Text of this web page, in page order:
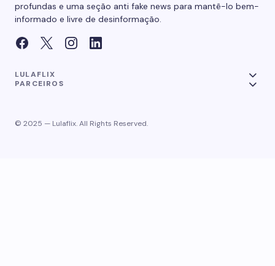
profundas e uma seção anti fake news para mantê-lo bem-
informado e livre de desinformação.
LULAFLIX
PARCEIROS
© 2025 — Lulaflix. All Rights Reserved.